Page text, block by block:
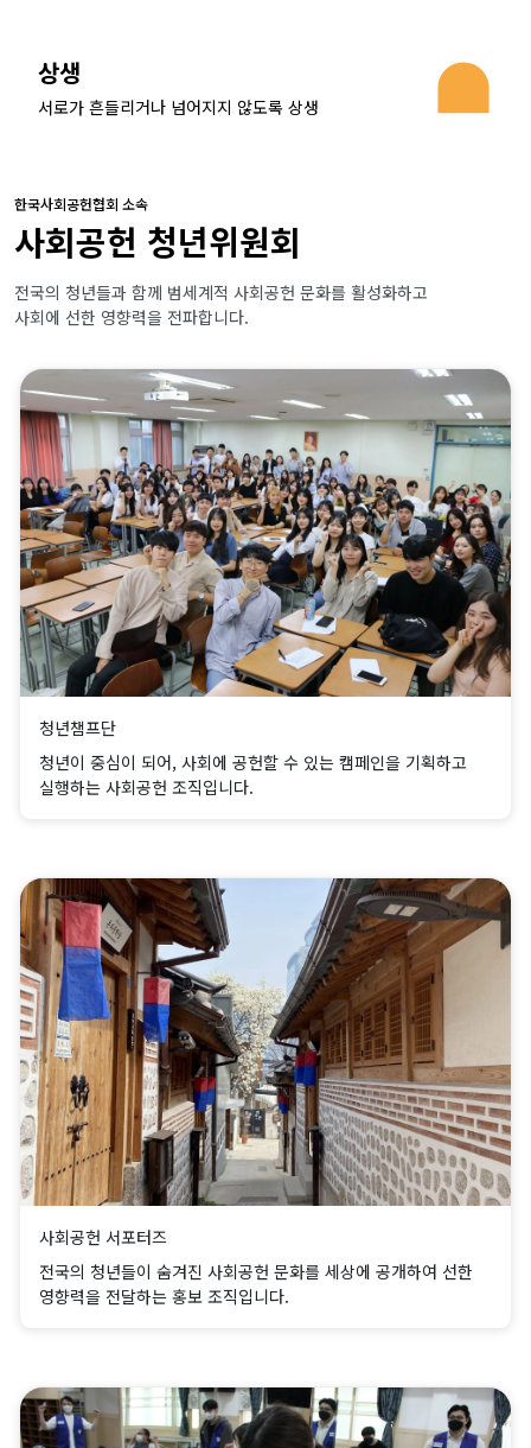
상생
서로가 흔들리거나 넘어지지 않도록 상생
한국사회공헌협회 소속
사회공헌 청년위원회
전국의 청년들과 함께 범세계적 사회공헌 문화를 활성화하고
사회에 선한 영향력을 전파합니다.
청년챔프단
청년이 중심이 되어, 사회에 공헌할 수 있는 캠페인을 기획하고
실행하는 사회공헌 조직입니다.
사회공헌 서포터즈
전국의 청년들이 숨겨진 사회공헌 문화를 세상에 공개하여 선한
영향력을 전달하는 홍보 조직입니다.